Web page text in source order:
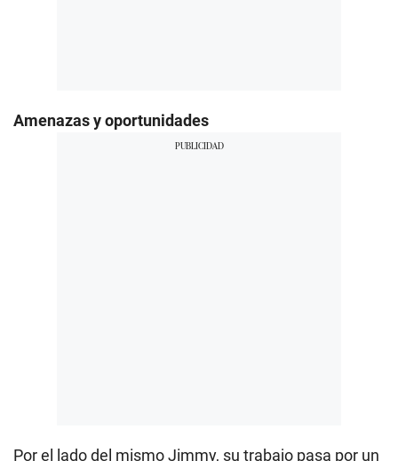
Amenazas y oportunidades
Por el lado del mismo Jimmy, su trabajo pasa por un